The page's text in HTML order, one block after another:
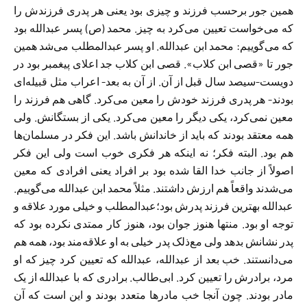
همین جور برحسب فرزند و چیزی بود یعنی هر پدری فرزندش را
که می‌خواست تعیین می‌کرد به چیز. محمد (ص) پسر عبدالله بود
که می‌گوییم: محمد ابن عبدالله. او پسر عبدالمطلب می‌شد همین
جور تا «قصی ابن کلاب». قصی ابن کلاب جد اعلای پیغمبر بود در
دویست-سیصد سال قبل از آن. از آن به بعد- اعراب مثل قبیله‌ای
بودند- هر پدری فرزند خودش را معین می‌کرد. گاهی هم‌ فرزند را
معین نمی‌کرد، یکی دیگر را معین می‌کرد. یکی از بستگانش. ولی
همه معتقد بودند که باید از خاندانش باشد. این فکر در مسلمان‌ها
هم بود. البته فکر؛ نه اینکه هر فکری خوب است ولی این فکر
اصولاً از جانب خدا القا شده بود بر افراد یعنی افرادی که معین
می‌شدند واقعاً هم‌ ارزش داشتند. مثلاً محمد ابن عبدالله می‌گوییم.
عبدالله بهترین فرزند پدرش بود؛عبدالمطلب و خیلی مورد علاقه و
توجه او بود. منتها هنوز جوان بود، هنوز کار ممتدی نکرده بود که
پدر نشانش بدهد ولی مع‌ذلک پدر خیلی به او علاقه‌مند بود، همه هم
می‌دانستند. خب بعد از عبدالله، عبدالله که تعیین کرد چیز که او
مرد، برادرش را تعیین کرد. ابی‌طالب. برادری که با عبدالله از یک
مادر بودند. چون آنجا خب مادر‌ها متعدد بودند و این است که آن